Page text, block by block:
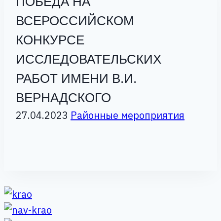
ВСЕРОССИЙСКОМ
КОНКУРСЕ
ИССЛЕДОВАТЕЛЬСКИХ
РАБОТ ИМЕНИ В.И.
ВЕРНАДСКОГО
27.04.2023 Районные мероприятия